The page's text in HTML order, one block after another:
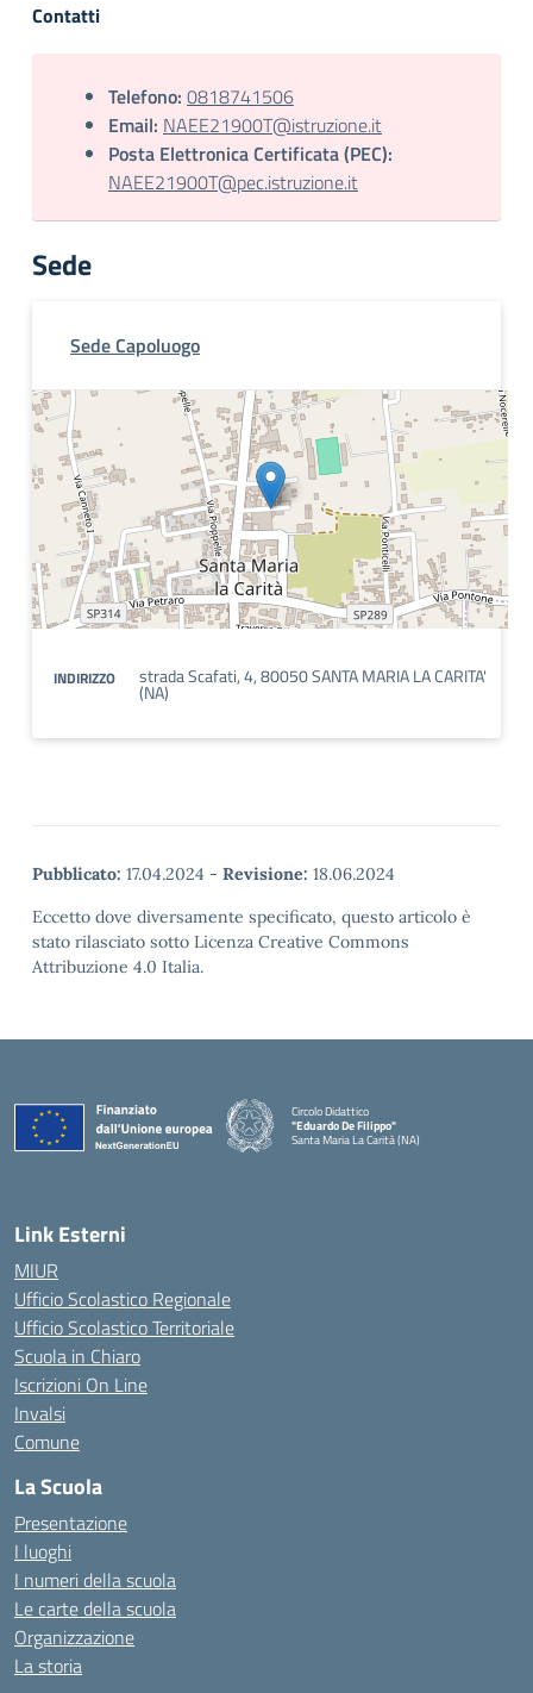
Contatti
Telefono: 0818741506
Email: NAEE21900T@istruzione.it
Posta Elettronica Certificata (PEC):
NAEE21900T@pec.istruzione.it
Sede
Sede Capoluogo
INDIRIZZO strada Scafati, 4, 80050 SANTA MARIA LA CARITA'
(NA)
Pubblicato: 17.04.2024 - Revisione: 18.06.2024
Eccetto dove diversamente specificato, questo articolo è
stato rilasciato sotto Licenza Creative Commons
Attribuzione 4.0 Italia.
Circolo Didattico
"Eduardo De Filippo"
Santa Maria La Carità (NA)
Link Esterni
MIUR
Ufficio Scolastico Regionale
Ufficio Scolastico Territoriale
Scuola in Chiaro
Iscrizioni On Line
Invalsi
Comune
La Scuola
Presentazione
I luoghi
I numeri della scuola
Le carte della scuola
Organizzazione
La storia